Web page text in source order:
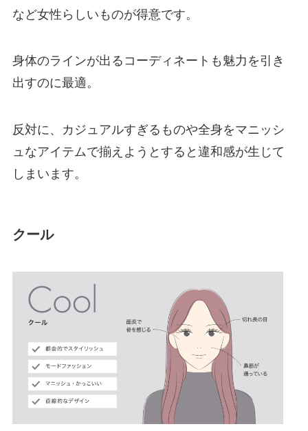
など女性らしいものが得意です。
身体のラインが出るコーディネートも魅力を引き
出すのに最適。
反対に、カジュアルすぎるものや全身をマニッシ
ュなアイテムで揃えようとすると違和感が生じて
しまいます。
クール